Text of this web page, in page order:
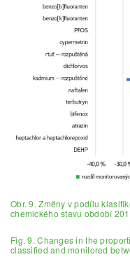
Obr. 9. Změny v podílu
chemického stavu období
Fig. 9. Changes in the
classified and monitored